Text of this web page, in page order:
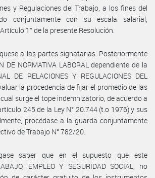
y Regulaciones del Trabajo, a los fines del
conjuntamente con su escala salarial,
1° de la presente Resolución.
a las partes signatarias. Posteriormente
DE NORMATIVA LABORAL dependiente de la
DE RELACIONES Y REGULACIONES DEL
la procedencia de fijar el promedio de las
surge el tope indemnizatorio, de acuerdo a
245 de la Ley N° 20.744 (t.o 1976) y sus
procédase a la guarda conjuntamente
de Trabajo N° 782/20.
saber que en el supuesto que este
EMPLEO Y SEGURIDAD SOCIAL, no